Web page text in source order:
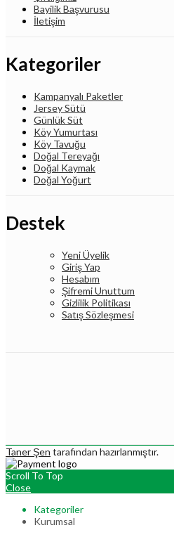
Bayilik Başvurusu
İletişim
Kategoriler
Kampanyalı Paketler
Jersey Sütü
Günlük Süt
Köy Yumurtası
Köy Tavuğu
Doğal Tereyağı
Doğal Kaymak
Doğal Yoğurt
Destek
Yeni Üyelik
Giriş Yap
Hesabım
Şifremi Unuttum
Gizlilik Politikası
Satış Sözleşmesi
Taner Şen tarafından hazırlanmıştır.
Scroll To Top
Close
Kategoriler
Kurumsal